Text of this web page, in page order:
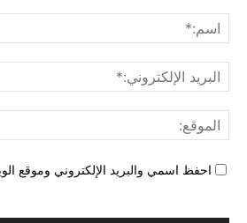
احفظ اسمي والبريد الإلكتروني وموقع